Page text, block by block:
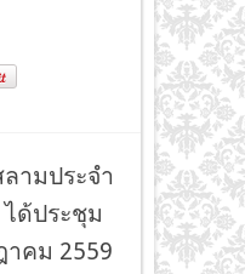
ามประจำ
ด้ประชุม
าคม 2559